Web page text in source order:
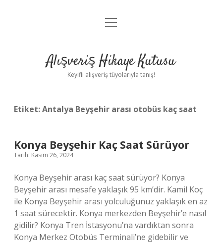
Anasayfa
Yasal Uyarı
menüyü
Alışveriş Hikaye Kutusu
Keyifli alışveriş tüyolarıyla tanış!
Etiket:Antalya Beyşehir arası otobüs kaç saat
Konya Beyşehir Kaç Saat Sürüyor
Tarih: Kasım 26, 2024
Konya Beyşehir arası kaç saat sürüyor? Konya
Beyşehir arası mesafe yaklaşık 95 km’dir. Kamil Koç
ile Konya Beyşehir arası yolculuğunuz yaklaşık en az
1 saat sürecektir. Konya merkezden Beyşehir’e nasıl
gidilir? Konya Tren İstasyonu’na vardıktan sonra
Konya Merkez Otobüs Terminali’ne gidebilir ve